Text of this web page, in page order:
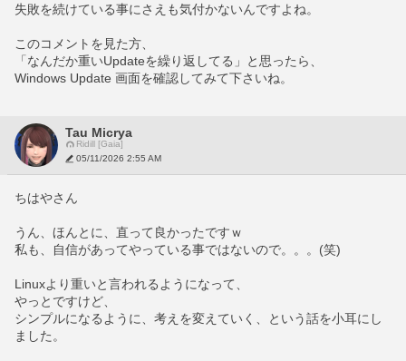
失敗を続けている事にさえも気付かないんですよね。
このコメントを見た方、
「なんだか重いUpdateを繰り返してる」と思ったら、
Windows Update 画面を確認してみて下さいね。
Tau Micrya
Ridill [Gaia]
05/11/2026 2:55 AM
ちはやさん
うん、ほんとに、直って良かったですｗ
私も、自信があってやっている事ではないので。。。(笑)
Linuxより重いと言われるようになって、
やっとですけど、
シンプルになるように、考えを変えていく、という話を小耳にし
ました。